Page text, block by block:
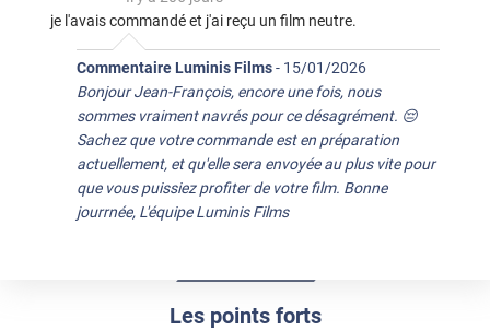
Les points forts
je l'avais commandé et j'ai reçu un film neutre.
Commentaire Luminis Films- 15/01/2026
Bonjour Jean-François, encore une fois, nous
sommes vraiment navrés pour ce désagrément. 😔
Sachez que votre commande est en préparation
actuellement, et qu'elle sera envoyée au plus vite pour
que vous puissiez profiter de votre film. Bonne
jourrnée, L'équipe Luminis Films